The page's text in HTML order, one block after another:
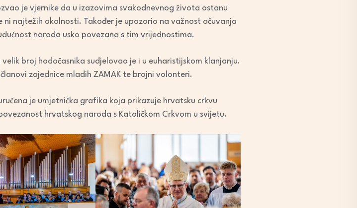
je vjernike da u izazovima svakodnevnog života ostanu
najtežih okolnosti. Također je upozorio na važnost očuvanja
naroda usko povezana s tim vrijednostima.
broj hodočasnika sudjelovao je i u euharistijskom klanjanju.
zajednice mladih ZAMAK te brojni volonteri.
je umjetnička grafika koja prikazuje hrvatsku crkvu
hrvatskog naroda s Katoličkom Crkvom u svijetu.